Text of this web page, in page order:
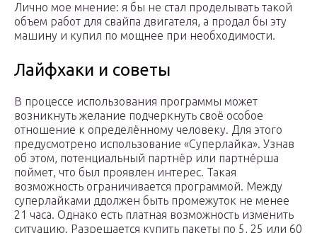
Лично мое мнение: я бы не стал проделывать такой
объем работ для свайпа двигателя, а продал бы эту
машину и купил по мощнее при необходимости.
Лайфхаки и советы
В процессе использования программы может
возникнуть желание подчеркнуть своё особое
отношение к определённому человеку. Для этого
предусмотрено использование «Суперлайка». Узнав
об этом, потенциальный партнёр или партнёрша
поймет, что был проявлен интерес. Такая
возможность ограничивается программой. Между
суперлайками ддолжен быть промежуток не менее
21 часа. Однако есть платная возможность изменить
ситуацию. Разрешается купить пакеты по 5, 25 или 60